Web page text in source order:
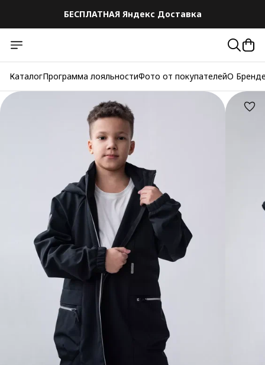
БЕСПЛАТНАЯ Яндекс Доставка
КаталогПрограмма лояльностиФото от покупателейО